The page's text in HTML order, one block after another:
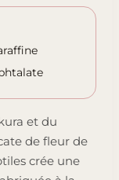
et du
de fleur de
crée une